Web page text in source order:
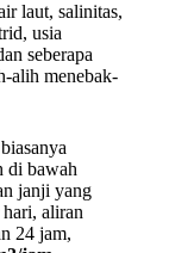
laut, salinitas,
usia
seberapa
alih menebak-
di bawah
janji yang
aliran
24 jam,